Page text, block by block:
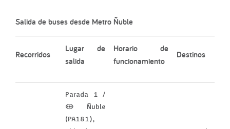
Salida de buses desde Metro Ñuble
Recorridos
Lugar de
salida
Horario de
funcionamiento
Destinos
Parada 1 /
(M) Ñuble
(PA181),